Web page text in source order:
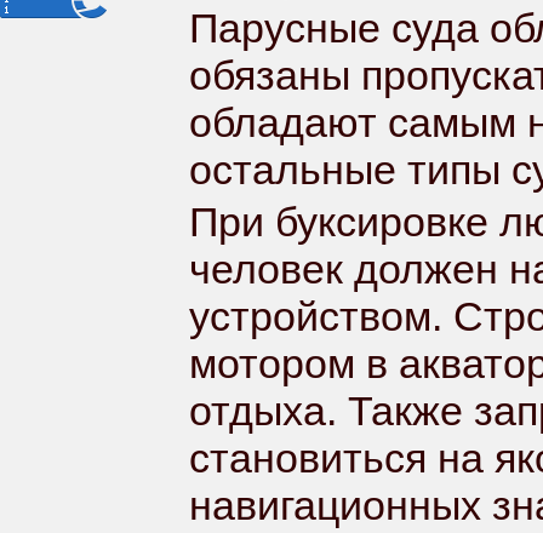
Парусные суда
обязаны
обладают самым
остальные типы
При буксировке
человек должен
устройством.
мотором в
отдыха. Также
становиться на
навигационных